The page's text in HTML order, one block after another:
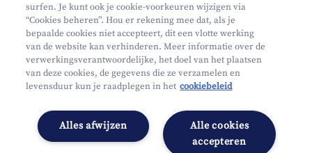
Mifid
Privacy
Juridische info
Onderworpen aan de controle van CDZ
Toegankelijkheidsverklaring
Cookies beheren
surfen. Je kunt ook je cookie-voorkeuren wijzigen via
“Cookies beheren”. Hou er rekening mee dat, als je
bepaalde cookies niet accepteert, dit een vlotte werking
van de website kan verhinderen. Meer informatie over de
verwerkingsverantwoordelijke, het doel van het plaatsen
van deze cookies, de gegevens die ze verzamelen en
levensduur kun je raadplegen in het cookiebeleid
Alle cookies
accepteren
Alles afwijzen